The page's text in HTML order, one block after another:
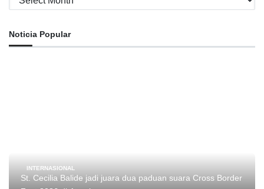
Noticia Popular
INTERNASIONAL
St. Cecilia Balide jadi juara dua paduan suara Cross Border